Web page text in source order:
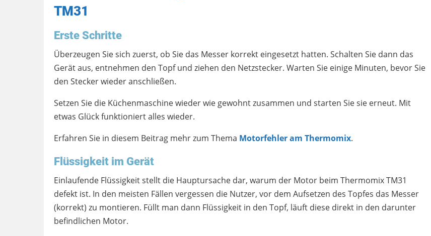
TM31
Erste Schritte
Überzeugen Sie sich zuerst, ob Sie das Messer korrekt eingesetzt hatten. Schalten Sie dann das
Gerät aus, entnehmen den Topf und ziehen den Netzstecker. Warten Sie einige Minuten, bevor Sie
den Stecker wieder anschließen.
Setzen Sie die Küchenmaschine wieder wie gewohnt zusammen und starten Sie sie erneut. Mit
etwas Glück funktioniert alles wieder.
Erfahren Sie in diesem Beitrag mehr zum Thema Motorfehler am Thermomix.
Flüssigkeit im Gerät
Einlaufende Flüssigkeit stellt die Hauptursache dar, warum der Motor beim Thermomix TM31
defekt ist. In den meisten Fällen vergessen die Nutzer, vor dem Aufsetzen des Topfes das Messer
(korrekt) zu montieren. Füllt man dann Flüssigkeit in den Topf, läuft diese direkt in den darunter
befindlichen Motor.